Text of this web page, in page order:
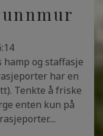
og staffasje
har en
Tenkte å friske
enten kun på